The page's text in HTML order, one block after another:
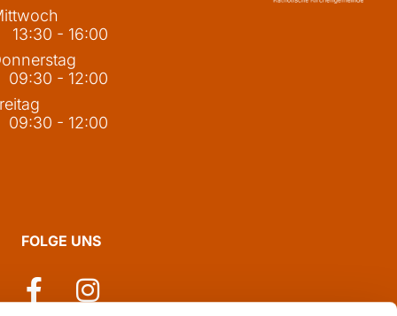
13:30 - 16:00
09:30 - 12:00
09:30 - 12:00
FOLGE UNS